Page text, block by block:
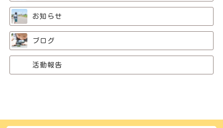
お知らせ
ブログ
活動報告